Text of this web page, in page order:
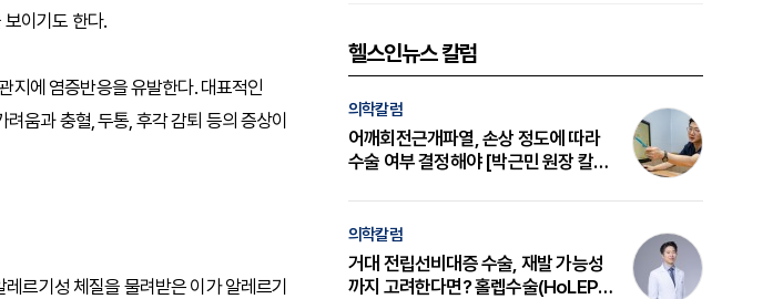
이기도 한다.
지에 염증반응을 유발한다. 대표적인
움과 충혈, 두통, 후각 감퇴 등의 증상이
르기성 체질을 물려받은 이가 알레르기
헬스인뉴스 칼럼
의학칼럼
어깨회전근개파열, 손상 정도에 따라
수술 여부 결정해야 [박근민 원장 칼
의학칼럼
거대 전립선비대증 수술, 재발 가능성
까지 고려한다면? 홀렙수술(HoLEP)